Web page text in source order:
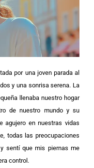
por una joven parada al
y una sonrisa serena. La
llenaba nuestro hogar
de nuestro mundo y su
agujero en nuestras vidas
todas las preocupaciones
sentí que mis piernas me
control.